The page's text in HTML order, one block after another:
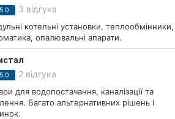
5.0 3 відгука
котельні установки, теплообмінники,
опалювальні апарати.
5.0 2 відгука
для водопостачання, каналізації та
Багато альтернативних рішень і